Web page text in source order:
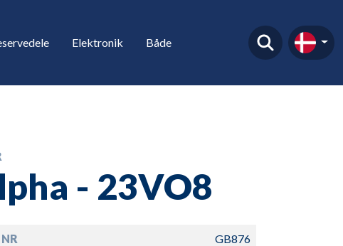
Elektronik Både
- 23VO8
NR GB876